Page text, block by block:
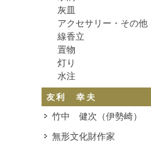
灰皿
アクセサリー・その他
線香立
置物
灯り
水注
友利 幸夫
竹中 健次（伊勢崎）
無形文化財作家